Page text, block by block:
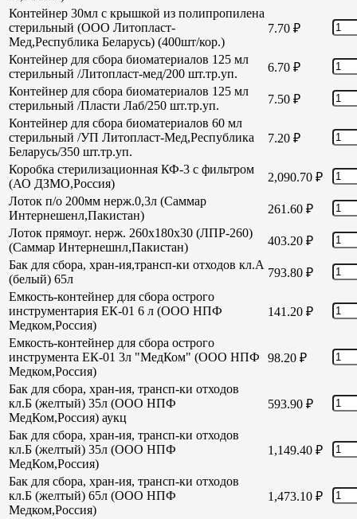
Контейнер 30мл с крышкой из полипропилена
стерильный (ООО Литопласт-
Мед,Республика Беларусь) (400шт/кор.)
7.70 ₽
Контейнер для сбора биоматериалов 125 мл
стерильный /Литопласт-мед/200 шт.тр.уп.
6.70 ₽
Контейнер для сбора биоматериалов 125 мл
стерильный /Пласти Лаб/250 шт.тр.уп.
7.50 ₽
Контейнер для сбора биоматериалов 60 мл
стерильный /УП Литопласт-Мед,Республика
Беларусь/350 шт.тр.уп.
7.20 ₽
Коробка стерилизационная КФ-3 с фильтром
(АО ДЗМО,Россия)
2,090.70 ₽
Лоток п/о 200мм нерж.0,3л (Саммар
Интернешенл,Пакистан)
261.60 ₽
Лоток прямоуг. нерж. 260х180х30 (ЛПР-260)
(Саммар Интернешнл,Пакистан)
403.20 ₽
Бак для сбора, хран-ия,трансп-ки отходов кл.А
(белый) 65л
793.80 ₽
Емкость-контейнер для сбора острого
инструментария ЕК-01 6 л (ООО НПФ
Медком,Россия)
141.20 ₽
Емкость-контейнер для сбора острого
инструмента ЕК-01 3л "МедКом" (ООО НПФ
Медком,Россия)
98.20 ₽
Бак для сбора, хран-ия, трансп-ки отходов
кл.Б (желтый) 35л (ООО НПФ
МедКом,Россия) аукц
593.90 ₽
Бак для сбора, хран-ия, трансп-ки отходов
кл.Б (желтый) 35л (ООО НПФ
МедКом,Россия)
1,149.40 ₽
Бак для сбора, хран-ия, трансп-ки отходов
кл.Б (желтый) 65л (ООО НПФ
Медком,Россия)
1,473.10 ₽